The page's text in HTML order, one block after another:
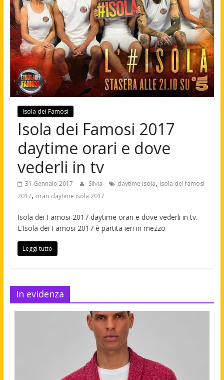
Isola dei Famosi
Isola dei Famosi 2017
daytime orari e dove
vederli in tv
31 Gennaio 2017 Silvia daytime isola, isola dei famosi
2017, orari daytime isola 2017
Isola dei Famosi 2017 daytime orari e dove vederli in tv.
L’Isola dei Famosi 2017 è partita ieri in mezzo
Leggi tutto
In evidenza